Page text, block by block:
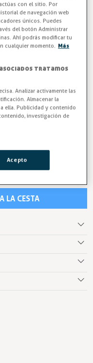
Puerta
de puerta corredera.
€
9,45 €
LA CESTA
con el sitio. Por
de navegación web
únicos. Puedes
del botón Administrar
Ahí podrás modificar tu
cualquier momento. Más
tratamos
Analizar activamente las
Almacenar la
ella. Publicidad y contenido
investigación de
Acepto